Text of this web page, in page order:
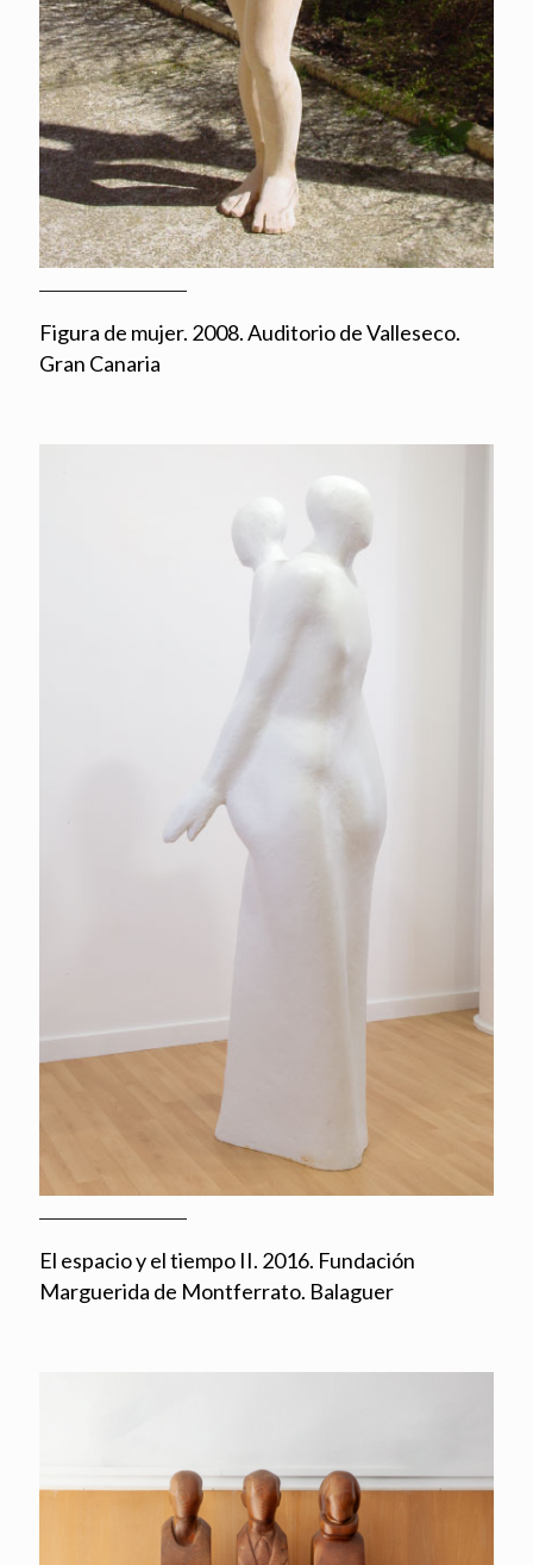
Figura de mujer. 2008. Auditorio de Valleseco.
Gran Canaria
El espacio y el tiempo II. 2016. Fundación
Marguerida de Montferrato. Balaguer